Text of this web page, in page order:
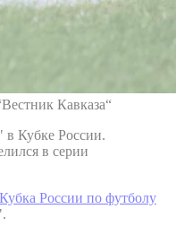
Кавказа“
Кубке России.
в серии
Кубка России по футболу